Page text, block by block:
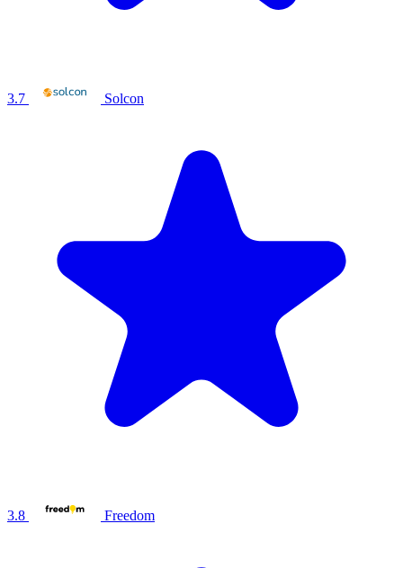
3.7 Solcon
3.8 Freedom